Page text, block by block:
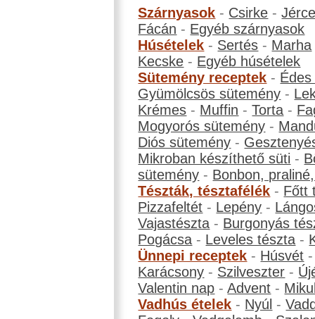
Szárnyasok - Csirke -
Fácán - Egyéb szárnyasok
Húsételek - Sertés - Marha
Kecske - Egyéb húsételek
Sütemény receptek -
Gyümölcsös sütemény -
Krémes - Muffin -Torta -
Mogyorós sütemény -
Diós sütemény -
Mikroban készíthető süti -
sütemény - Bonbon,
Tészták, tésztafélék - Főtt
Pizzafeltét - Lepény -
Vajastészta - Burgonyás
Pogácsa - Leveles tészta -
Ünnepi receptek - Húsvét
Karácsony - Szilveszter -
Valentin nap -Advent -
Vadhús ételek - Nyúl -